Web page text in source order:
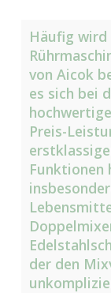
Häufig wird
von Aicok
es sich bei
Preis-
Funktionen
der den